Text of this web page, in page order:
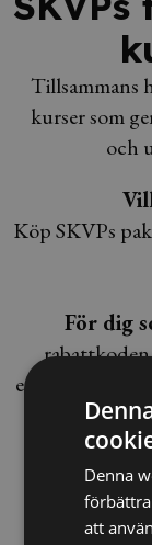
Tillsammans
kurser som
och
Köp SKVPs
För dig
enskilda kurser
Kurs
Arbetsrätt
Denna
att